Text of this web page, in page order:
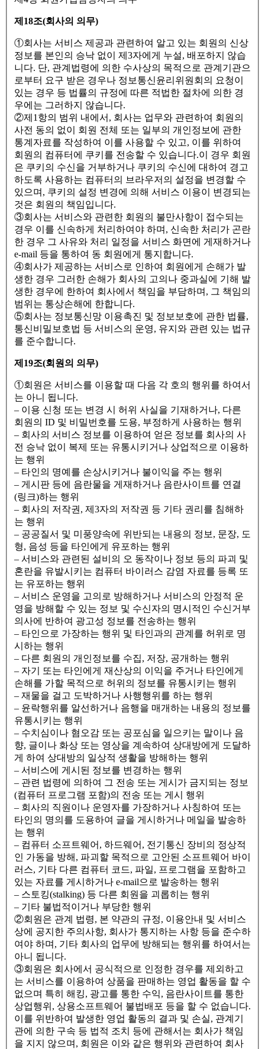
제18조(회사의 의무)
①회사는 서비스 제공과 관련하여 알고 있는 회원의 신상
정보를 본인의 승낙 없이 제3자에게 누설, 배포하지 않습
니다. 단, 관계법령에 의한 수사상의 목적으로 관계기관으
로부터 요구 받은 경우나 정보통신윤리위원회의 요청이
있는 경우 등 법률의 규정에 따른 적법한 절차에 의한 경
우에는 그러하지 않습니다.
②제1항의 범위 내에서, 회사는 업무와 관련하여 회원의
사전 동의 없이 회원 전체 또는 일부의 개인정보에 관한
통계자료를 작성하여 이를 사용할 수 있고, 이를 위하여
회원의 컴퓨터에 쿠키를 전송할 수 있습니다.이 경우 회원
은 쿠키의 수신을 거부하거나 쿠키의 수신에 대하여 경고
하도록 사용하는 컴퓨터의 브라우저의 설정을 변경할 수
있으며, 쿠키의 설정 변경에 의해 서비스 이용이 변경되는
것은 회원의 책임입니다.
③회사는 서비스와 관련한 회원의 불만사항이 접수되는
경우 이를 신속하게 처리하여야 하며, 신속한 처리가 곤란
한 경우 그 사유와 처리 일정을 서비스 화면에 게재하거나
e-mail 등을 통하여 동 회원에게 통지합니다.
④회사가 제공하는 서비스로 인하여 회원에게 손해가 발
생한 경우 그러한 손해가 회사의 고의나 중과실에 기해 발
생한 경우에 한하여 회사에서 책임을 부담하며, 그 책임의
범위는 통상손해에 한합니다.
⑤회사는 정보통신망 이용촉진 및 정보보호에 관한 법률,
통신비밀보호법 등 서비스의 운영, 유지와 관련 있는 법규
를 준수합니다.
제19조(회원의 의무)
①회원은 서비스를 이용할 때 다음 각 호의 행위를 하여서
는 아니 됩니다.
– 이용 신청 또는 변경 시 허위 사실을 기재하거나, 다른
회원의 ID 및 비밀번호를 도용, 부정하게 사용하는 행위
– 회사의 서비스 정보를 이용하여 얻은 정보를 회사의 사
전 승낙 없이 복제 또는 유통시키거나 상업적으로 이용하
는 행위
– 타인의 명예를 손상시키거나 불이익을 주는 행위
– 게시판 등에 음란물을 게재하거나 음란사이트를 연결
(링크)하는 행위
– 회사의 저작권, 제3자의 저작권 등 기타 권리를 침해하
는 행위
– 공공질서 및 미풍양속에 위반되는 내용의 정보, 문장, 도
형, 음성 등을 타인에게 유포하는 행위
– 서비스와 관련된 설비의 오 동작이나 정보 등의 파괴 및
혼란을 유발시키는 컴퓨터 바이러스 감염 자료를 등록 또
는 유포하는 행위
– 서비스 운영을 고의로 방해하거나 서비스의 안정적 운
영을 방해할 수 있는 정보 및 수신자의 명시적인 수신거부
의사에 반하여 광고성 정보를 전송하는 행위
– 타인으로 가장하는 행위 및 타인과의 관계를 허위로 명
시하는 행위
– 다른 회원의 개인정보를 수집, 저장, 공개하는 행위
– 자기 또는 타인에게 재산상의 이익을 주거나 타인에게
손해를 가할 목적으로 허위의 정보를 유통시키는 행위
– 재물을 걸고 도박하거나 사행행위를 하는 행위
– 윤락행위를 알선하거나 음행을 매개하는 내용의 정보를
유통시키는 행위
– 수치심이나 혐오감 또는 공포심을 일으키는 말이나 음
향, 글이나 화상 또는 영상을 계속하여 상대방에게 도달하
게 하여 상대방의 일상적 생활을 방해하는 행위
– 서비스에 게시된 정보를 변경하는 행위
– 관련 법령에 의하여 그 전송 또는 게시가 금지되는 정보
(컴퓨터 프로그램 포함)의 전송 또는 게시 행위
– 회사의 직원이나 운영자를 가장하거나 사칭하여 또는
타인의 명의를 도용하여 글을 게시하거나 메일을 발송하
는 행위
– 컴퓨터 소프트웨어, 하드웨어, 전기통신 장비의 정상적
인 가동을 방해, 파괴할 목적으로 고안된 소프트웨어 바이
러스, 기타 다른 컴퓨터 코드, 파일, 프로그램을 포함하고
있는 자료를 게시하거나 e-mail으로 발송하는 행위
– 스토킹(stalking) 등 다른 회원을 괴롭히는 행위
– 기타 불법적이거나 부당한 행위
②회원은 관계 법령, 본 약관의 규정, 이용안내 및 서비스
상에 공지한 주의사항, 회사가 통지하는 사항 등을 준수하
여야 하며, 기타 회사의 업무에 방해되는 행위를 하여서는
아니 됩니다.
③회원은 회사에서 공식적으로 인정한 경우를 제외하고
는 서비스를 이용하여 상품을 판매하는 영업 활동을 할 수
없으며 특히 해킹, 광고를 통한 수익, 음란사이트를 통한
상업행위, 상용소프트웨어 불법배포 등을 할 수 없습니다.
이를 위반하여 발생한 영업 활동의 결과 및 손실, 관계기
관에 의한 구속 등 법적 조치 등에 관해서는 회사가 책임
을 지지 않으며, 회원은 이와 같은 행위와 관련하여 회사